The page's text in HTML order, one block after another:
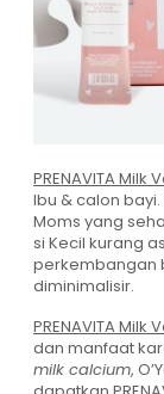
PRENAVITA Milk
Ibu & calon
Moms yang
si Kecil kurang
perkembangan
diminimalisir.
PRENAVITA Milk
dan manfaat
milk calcium,